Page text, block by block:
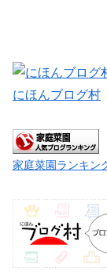
にほんブログ村
家庭菜園ランキン